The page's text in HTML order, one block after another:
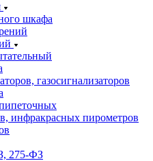
шкафа
газосигнализаторов
инфракрасных пирометров
275-ФЗ